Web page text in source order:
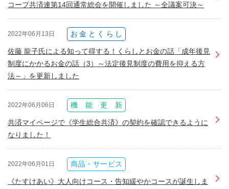
コープ共済連第14回通常総会を開催しました ～全議案可決～
2022年06月13日 お金とくらし
佐藤 龍子氏による知って得する！くらしとお金の話「成年後見
制度にかかるお金の話（3）～法定後見制度の費用を抑える方
法～」を更新しました
2022年06月06日 機能更新
共済マイページで《学生総合共済》の契約を確認できるように
なりました！
2022年06月01日 商品・サービス
《たすけあい》大人向けコース・告知緩やかコースが誕生しま